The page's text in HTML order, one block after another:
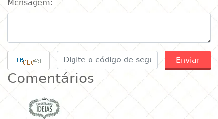
Mensagem:
Enviar
Comentários